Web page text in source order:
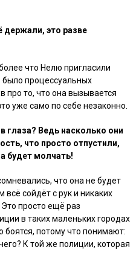
держали, это разве
что Нелю пригласили
было процессуальных
про то, что она вызывается
уже само по себе незаконно.
глаза? Ведь насколько они
что просто отпустили,
будет молчать!
что она не будет
сойдёт с рук и никаких
просто ещё раз
в таких маленьких городах
боятся, потому что понимают:
К той же полиции, которая